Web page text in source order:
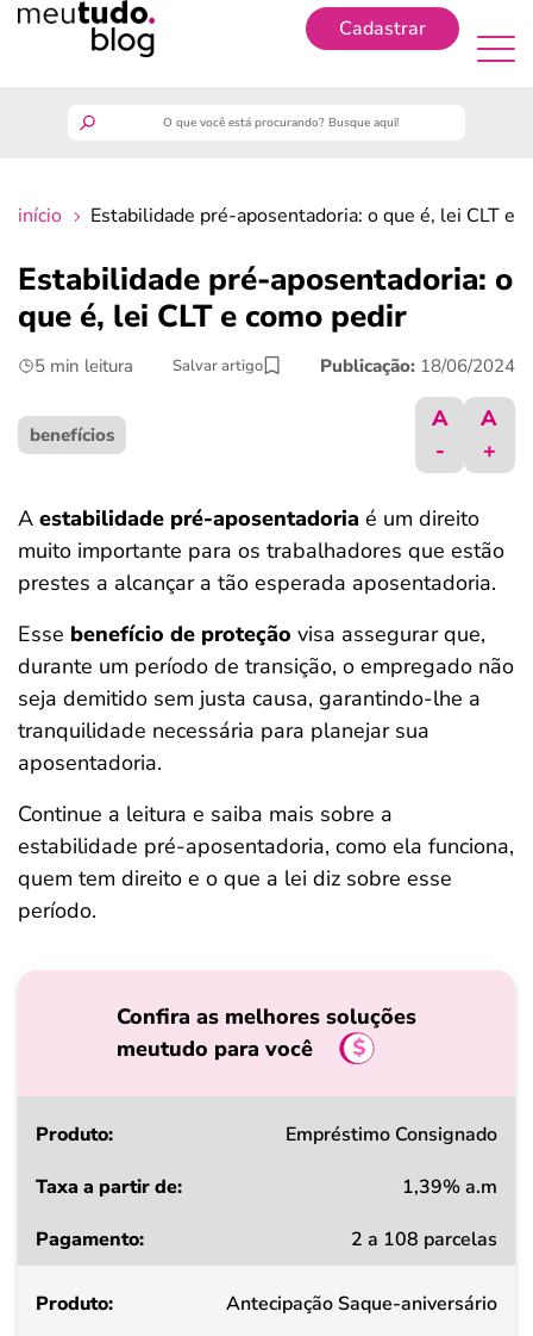
Cadastrar
finanças
benefícios
crédito fácil
ferramentas
início Estabilidade pré-aposentadoria: o que é, lei CLT e
Estabilidade pré-aposentadoria: o
que é, lei CLT e como pedir
5 min leitura Salvar artigo Publicação: 18/06/2024
benefícios
A
-
A
+
A estabilidade pré-aposentadoria é um direito
muito importante para os trabalhadores que estão
prestes a alcançar a tão esperada aposentadoria.
Esse benefício de proteção visa assegurar que,
durante um período de transição, o empregado não
seja demitido sem justa causa, garantindo-lhe a
tranquilidade necessária para planejar sua
aposentadoria.
Continue a leitura e saiba mais sobre a
estabilidade pré-aposentadoria, como ela funciona,
quem tem direito e o que a lei diz sobre esse
período.
Confira as melhores soluções
meutudo para você
Produto
a
de
Empréstimo Consignado
1,39% a.m
2 a 108 parcelas
Antecipação Saque-aniversário